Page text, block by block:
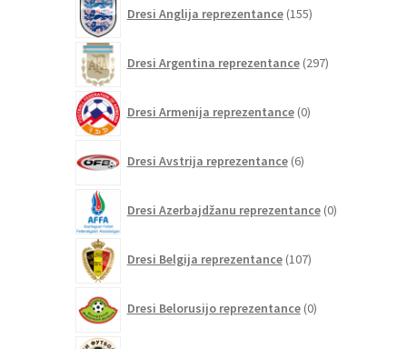
Dresi Anglija reprezentance 155izdelkov
Dresi Argentina reprezentance 297izdelkov
Dresi Armenija reprezentance 0izdelkov
Dresi Avstrija reprezentance 6izdelkov
Dresi Azerbajdžanu reprezentance 0izdelkov
Dresi Belgija reprezentance 107izdelkov
Dresi Belorusijo reprezentance 0izdelkov